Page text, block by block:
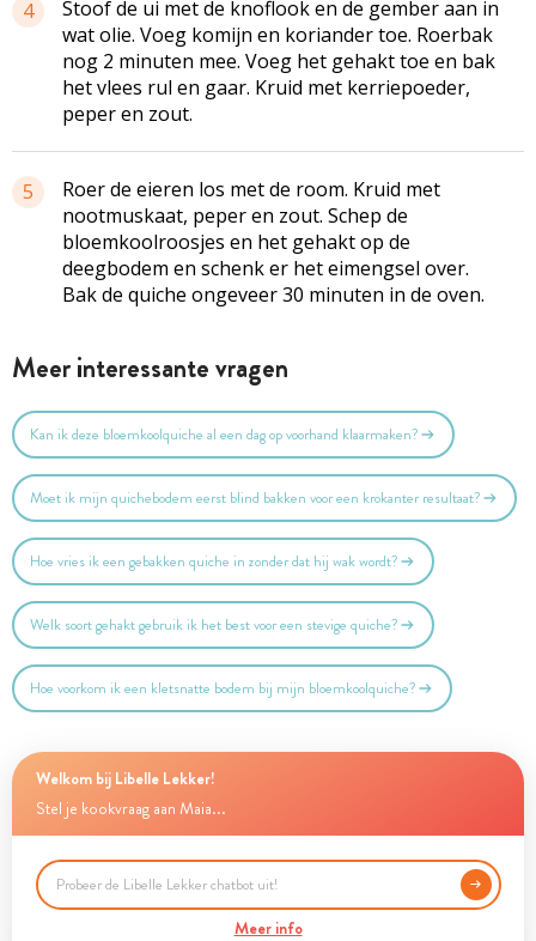
4
Stoof de ui met de knoflook en de gember aan in
wat olie. Voeg komijn en koriander toe. Roerbak
nog 2 minuten mee. Voeg het gehakt toe en bak
het vlees rul en gaar. Kruid met kerriepoeder,
peper en zout.
5
Roer de eieren los met de room. Kruid met
nootmuskaat, peper en zout. Schep de
bloemkoolroosjes en het gehakt op de
deegbodem en schenk er het eimengsel over.
Bak de quiche ongeveer 30 minuten in de oven.
Meer interessante vragen
Kan ik deze bloemkoolquiche al een dag op voorhand klaarmaken?
Moet ik mijn quichebodem eerst blind bakken voor een krokanter resultaat?
Hoe vries ik een gebakken quiche in zonder dat hij wak wordt?
Welk soort gehakt gebruik ik het best voor een stevige quiche?
Hoe voorkom ik een kletsnatte bodem bij mijn bloemkoolquiche?
Welkom bij Libelle Lekker!
Stel je kookvraag aan Maia...
Meer info